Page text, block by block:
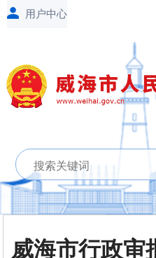
威海市行政审